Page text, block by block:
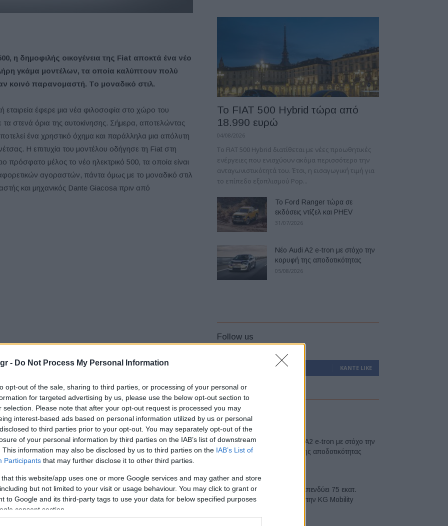
- Do Not Process My Personal Information
opt-out of the sale, sharing to third parties, or processing of your personal or
for targeted advertising by us, please use the below opt-out section to
selection. Please note that after your opt-out request is processed you may
interest-based ads based on personal information utilized by us or personal
to third parties prior to your opt-out. You may separately opt-out of the
of your personal information by third parties on the IAB’s list of downstream
This information may also be disclosed by us to third parties on the IAB’s List of
Participants that may further disclose it to other third parties.
that this website/app uses one or more Google services and may gather and store
but not limited to your visit or usage behaviour. You may click to grant or
to Google and its third-party tags to use your data for below specified purposes
consent section.
η δημοφιλής οικογένεια της Fiat αποκτά ένα νέο
γκάμα μοντέλων, τα οποία καλύπτουν πολύ
κοινό παρανομαστή. Το μοναδικό στιλ.
εταιρεία έφερε μια νέα φιλοσοφία στο χώρο του
στενά όρια της αυτοκίνησης. Σήμερα, αποτελώντας
ένα χρηστικό όχημα και παράλληλα μια απόλυτη
Η επιτυχία του μοντέλου οδήγησε τη Fiat στη
πρόσφατο μέλος το νέο ηλεκτρικό 500, τα οποία είναι
αγοραστών, πάντα όμως με το μοναδικό στιλ
και μηχανικός Dante Giacosa πριν από
που πρόσφατα απέκτησαν και υβριδικές
έδωσε στιλ στην ευρυχωρία και την πρακτικότητα. Η
νέας αμιγώς ηλεκτροκίνητης έκδοσης, έρχεται να
αυτοκινήτου μηδενικών ρύπων με τεχνολογία
πρώτο μοντέλο της εταιρείας που αποκτά
στρατηγικό πλάνο του Ομίλου FCA. Το υβριδικό
ένα αυτοκίνητο πόλης τα πλεονεκτήματα της
στο κόστος κτήσης, το οποίο αποσβένεται άμεσα
τους χαμηλότερους ρύπους. Αντίστοιχα το νέο
του Ομίλου FCA, θα φέρει μια νέα άποψη για την
500 Cabrio είναι άμεσα διαθέσιμα στην Ελληνική αγορά
Το FIAT 500 Hybrid τώρα από
18.990 ευρώ
04/08/2026
Το FIAT 500 Hybrid διατίθεται με νέες προωθητικές
ενέργειες που ενισχύουν ακόμα περισσότερο την
ανταγωνιστικότητά του. Έτσι, η εισαγωγική τιμή για
το επίπεδο εξοπλισμού Pop...
Το Ford Ranger τώρα σε
εκδόσεις ντίζελ και PHEV
31/07/2026
Νέο Audi A2 e-tron με στόχο την
κορυφή της αποδοτικότητας
05/08/2026
Follow us
Υποστηρικτές ΚΆΝΤΕ LIKE
Latest
Νέο Audi A2 e-tron με στόχο την
κορυφή της αποδοτικότητας
Η Chery επενδύει 75 εκατ.
δολάρια στην KG Mobility